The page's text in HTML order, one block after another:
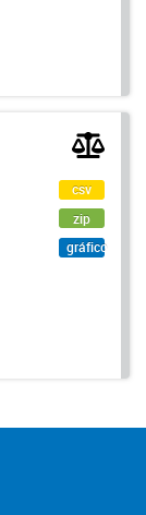
csv
zip
gráfico